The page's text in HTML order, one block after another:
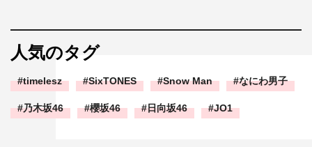
人気のタグ
timelesz SixTONES Snow Man なにわ男子
乃木坂46 櫻坂46 日向坂46 JO1